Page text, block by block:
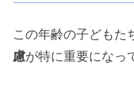
この年齢の子どもた
慮が特に重要になっ